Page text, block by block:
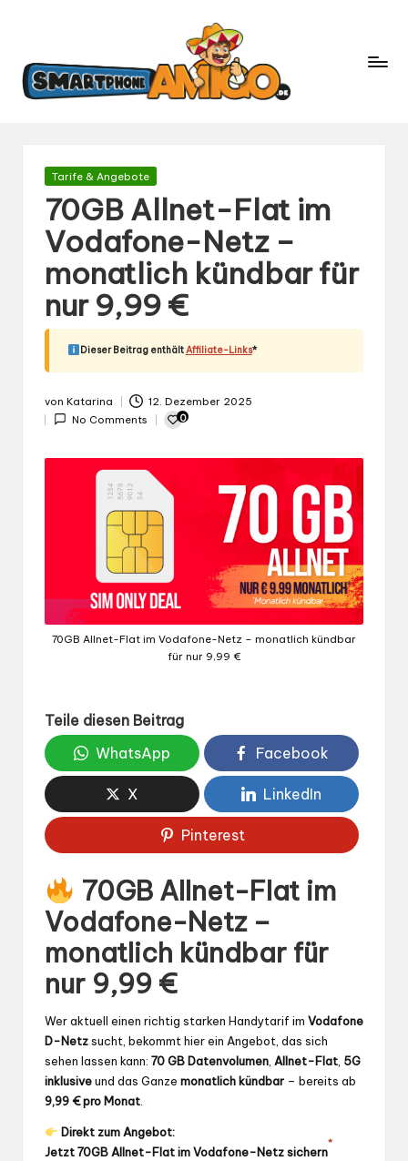
m
a
rt
in
der
Mobilfunk
Gepostet
Tarife & Angebote
70GB Allnet-Flat im
Vodafone-Netz –
monatlich kündbar für
nur 9,99 €
Dieser Beitrag enthältAffiliate-Links*
Gepostet
von
von Katarina
12. Dezember 2025
No Comments
0
70GB Allnet-Flat im Vodafone-Netz – monatlich kündbar
für nur 9,99 €
Teile diesen Beitrag
WhatsApp
Facebook
X LinkedIn
Pinterest
70GB Allnet-Flat im
Vodafone-Netz –
monatlich kündbar für
nur 9,99 €
Wer aktuell einen richtig starken Handytarif im Vodafone
D-Netzsucht, bekommt hier ein Angebot, das sich
sehen lassen kann: 70 GB Datenvolumen Allnet-Flat 5G
inklusiveund das Ganze monatlich kündbar – bereits ab
9,99 € pro Monat
Direkt zum Angebot:
Jetzt 70GB Allnet-Flat im Vodafone-Netz sichern
*